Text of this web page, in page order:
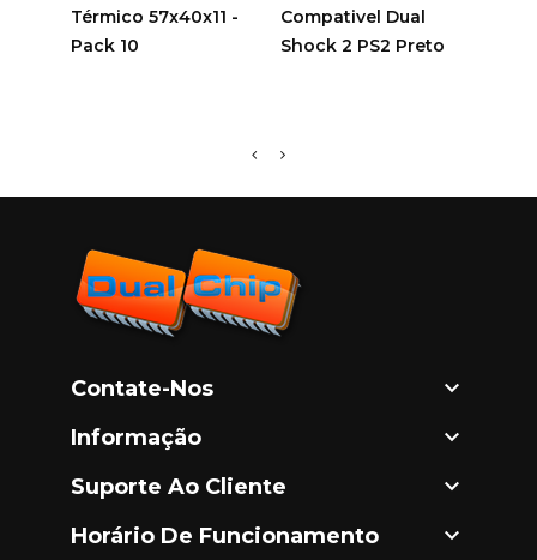
Térmico 57x40x11 -
Pack 10
Compativel Dual
Shock 2 PS2 Preto
Contate-Nos 
Informação 
Suporte Ao Cliente 
Horário De Funcionamento 